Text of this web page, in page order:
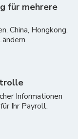
für mehrere
China, Hongkong,
Informationen
Ihr Payroll.